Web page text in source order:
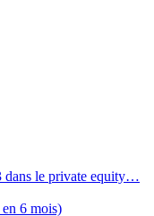
dans le private equity…
6 mois)